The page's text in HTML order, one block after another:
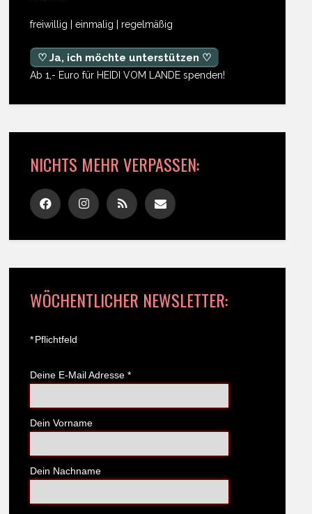
freiwillig | einmalig | regelmäßig
♡ Ja, ich möchte unterstützen ♡
Ab 1,- Euro für HEIDI VOM LANDE spenden!
NICHTS MEHR VERPASSEN:
WÖCHENTLICHER NEWSLETTER:
*Pflichtfeld
Deine E-Mail Adresse *
Dein Vorname
Dein Nachname